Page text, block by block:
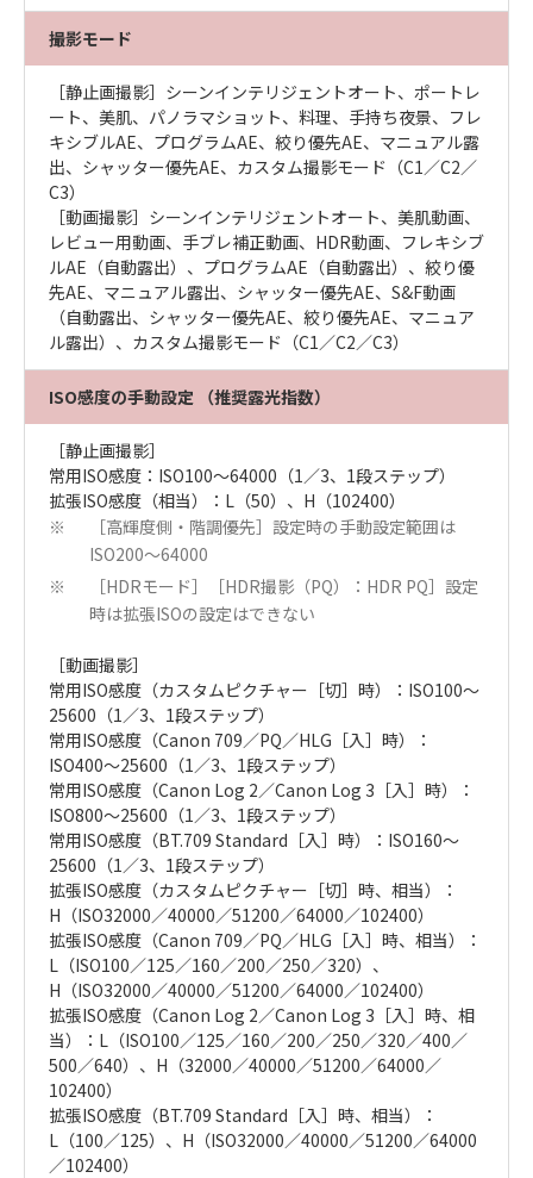
撮影モード
［静止画撮影］シーンインテリジェントオート、ポートレ
ート、美肌、パノラマショット、料理、手持ち夜景、フレ
キシブルAE、プログラムAE、絞り優先AE、マニュアル露
出、シャッター優先AE、カスタム撮影モード（C1／C2／
C3）
［動画撮影］シーンインテリジェントオート、美肌動画、
レビュー用動画、手ブレ補正動画、HDR動画、フレキシブ
ルAE（自動露出）、プログラムAE（自動露出）、絞り優
先AE、マニュアル露出、シャッター優先AE、S&F動画
（自動露出、シャッター優先AE、絞り優先AE、マニュア
ル露出）、カスタム撮影モード（C1／C2／C3）
ISO感度の手動設定 （推奨露光指数）
［静止画撮影］
常用ISO感度：ISO100～64000（1／3、1段ステップ）
拡張ISO感度（相当）：L（50）、H（102400）
※
［高輝度側・階調優先］設定時の手動設定範囲は
ISO200～64000
※
［HDRモード］［HDR撮影（PQ）：HDR PQ］設定
時は拡張ISOの設定はできない
［動画撮影］
常用ISO感度（カスタムピクチャー［切］時）：ISO100～
25600（1／3、1段ステップ）
常用ISO感度（Canon 709／PQ／HLG［入］時）：
ISO400～25600（1／3、1段ステップ）
常用ISO感度（Canon Log 2／Canon Log 3［入］時）：
ISO800～25600（1／3、1段ステップ）
常用ISO感度（BT.709 Standard［入］時）：ISO160～
25600（1／3、1段ステップ）
拡張ISO感度（カスタムピクチャー［切］時、相当）：
H（ISO32000／40000／51200／64000／102400）
拡張ISO感度（Canon 709／PQ／HLG［入］時、相当）：
L（ISO100／125／160／200／250／320）、
H（ISO32000／40000／51200／64000／102400）
拡張ISO感度（Canon Log 2／Canon Log 3［入］時、相
当）：L（ISO100／125／160／200／250／320／400／
500／640）、H（32000／40000／51200／64000／
102400）
拡張ISO感度（BT.709 Standard［入］時、相当）：
L（100／125）、H（ISO32000／40000／51200／64000
／102400）